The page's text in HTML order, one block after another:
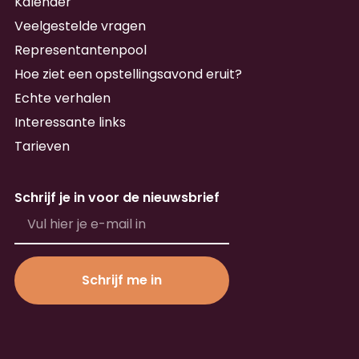
Veelgestelde vragen
Representantenpool
Hoe ziet een opstellingsavond eruit?
Echte verhalen
Interessante links
Tarieven
Schrijf je in voor de nieuwsbrief
Schrijf me in